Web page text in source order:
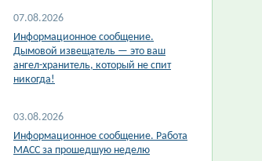
07.08.2026
Информационное сообщение.
Дымовой извещатель — это ваш
ангел-хранитель, который не спит
никогда!
03.08.2026
Информационное сообщение. Работа
МАСС за прошедшую неделю